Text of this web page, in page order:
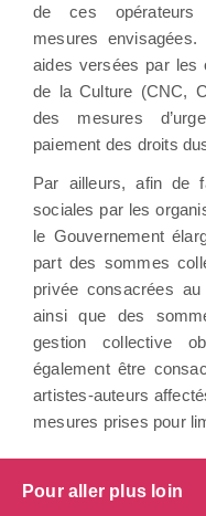
de ces opérateurs
mesures
aides versées par les
de la Culture (CNC,
des mesures
paiement des droits
Par ailleurs, afin de
sociales par les
le Gouvernement
part des sommes
privée consacrées au
ainsi que des
gestion collective
également être
artistes-auteurs
mesures prises pour
Pour aller plus loin